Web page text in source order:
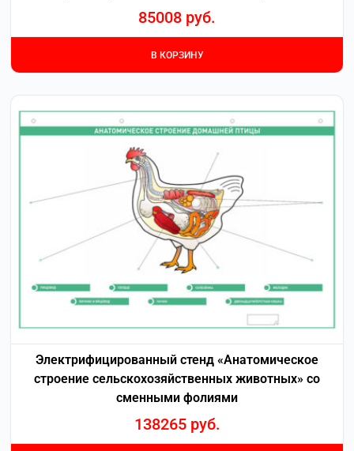
85008 руб.
В КОРЗИНУ
Электрифицированный стенд «Анатомическое
строение сельскохозяйственных животных» со
сменными фолиями
138265 руб.